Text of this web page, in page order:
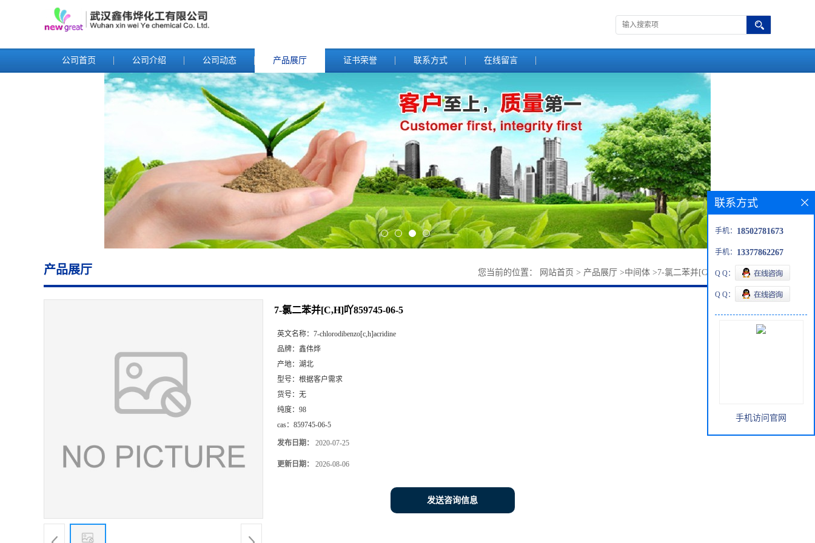
公司首页 公司介绍 公司动态 产品展厅 证书荣誉 联系方式 在线留言
产品展厅 您当前的位置： 网站首页 > 产品展厅 >中间体 >7-氯二苯并[C,H]吖859745-06-5
7-氯二苯并[C,H]吖859745-06-5
英文名称： 7-chlorodibenzo[c,h]acridine
品牌： 鑫伟烨
产地： 湖北
型号： 根据客户需求
货号： 无
纯度： 98
cas： 859745-06-5
发布日期： 2020-07-25
更新日期： 2026-08-06
发送咨询信息
联系方式
手机： 18502781673
手机： 13377862267
Q Q：
Q Q：
手机访问官网